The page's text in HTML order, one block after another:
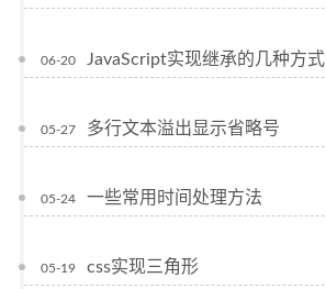
06-20 JavaScript实现继承的几种方式
05-27 多行文本溢出显示省略号
05-24 一些常用时间处理方法
05-19 css实现三角形